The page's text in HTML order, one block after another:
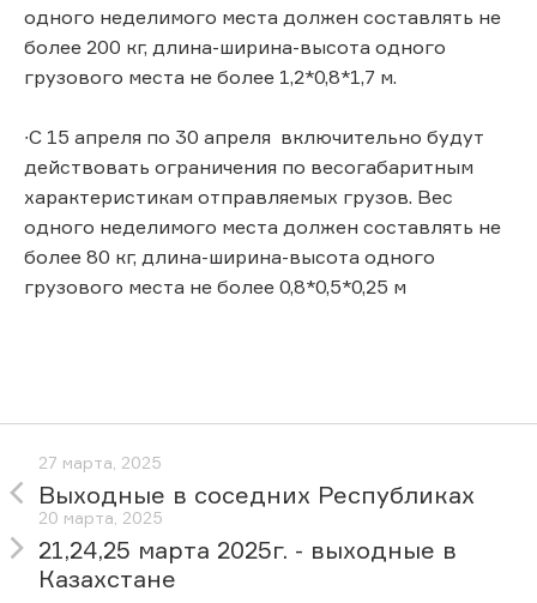
одного неделимого места должен составлять не
более 200 кг, длина-ширина-высота одного
грузового места не более 1,2*0,8*1,7 м.
∙С 15 апреля по 30 апреля включительно будут
действовать ограничения по весогабаритным
характеристикам отправляемых грузов. Вес
одного неделимого места должен составлять не
более 80 кг, длина-ширина-высота одного
грузового места не более 0,8*0,5*0,25 м
27 марта, 2025
Выходные в соседних Республиках
20 марта, 2025
21,24,25 марта 2025г. - выходные в
Казахстане